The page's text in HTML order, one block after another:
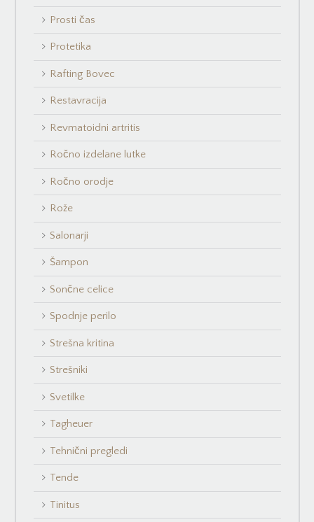
Prosti čas
Protetika
Rafting Bovec
Restavracija
Revmatoidni artritis
Ročno izdelane lutke
Ročno orodje
Rože
Salonarji
Šampon
Sončne celice
Spodnje perilo
Strešna kritina
Strešniki
Svetilke
Tagheuer
Tehnični pregledi
Tende
Tinitus